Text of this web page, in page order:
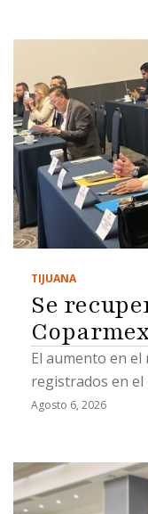
TIJUANA
Se
El aumento en
registrados en el
Agosto 6, 2026